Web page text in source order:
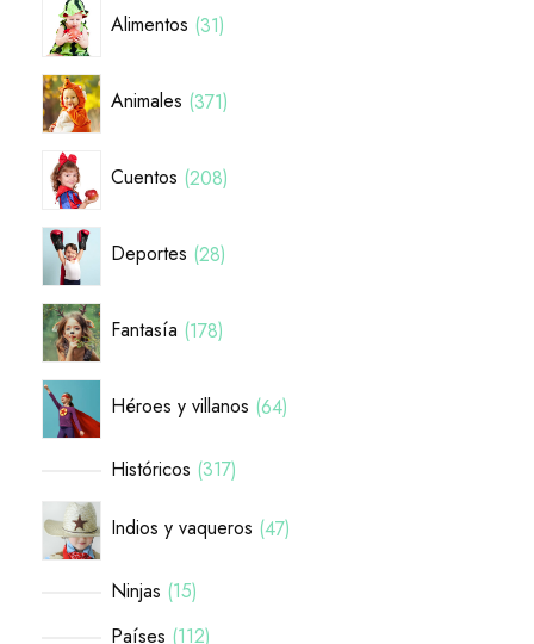
Alimentos 31
Animales 371
Cuentos 208
Deportes 28
Fantasía 178
Héroes y villanos 64
Históricos 317
Indios y vaqueros 47
Ninjas 15
Países 112